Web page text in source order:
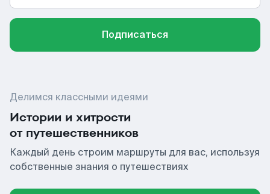
Подписаться
Делимся классными идеями
Истории и хитрости
от путешественников
Каждый день строим маршруты для вас, используя
собственные знания о путешествиях